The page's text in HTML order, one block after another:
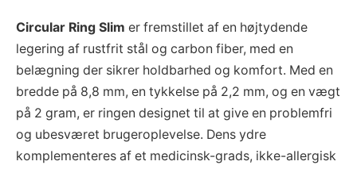
Circular Ring Slim er fremstillet af en højtydende
legering af rustfrit stål og carbon fiber, med en
belægning der sikrer holdbarhed og komfort. Med en
bredde på 8,8 mm, en tykkelse på 2,2 mm, og en vægt
på 2 gram, er ringen designet til at give en problemfri
og ubesværet brugeroplevelse. Dens ydre
komplementeres af et medicinsk-grads, ikke-allergisk